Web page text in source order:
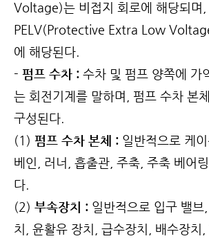
Voltage)는 비접지 회로에 해당되며,
PELV(Protective Extra Low
에 해당된다.
- 펌프 수차 : 수차 및 펌프 양쪽에 가
는 회전기계를 말하며, 펌프 수차 본
구성된다.
(1) 펌프 수차 본체 : 일반적으로 케
베인, 러너, 흡출관, 주축, 주축 베어
다.
(2) 부속장치 : 일반적으로 입구 밸브
치, 윤활유 장치, 급수장치, 배수장치